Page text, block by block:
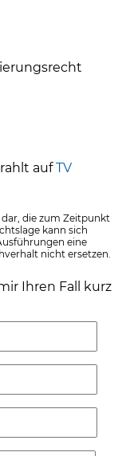
aufTV
die zum Zeitpunkt
kann sich
eine
nicht ersetzen.
Ihren Fall kurz